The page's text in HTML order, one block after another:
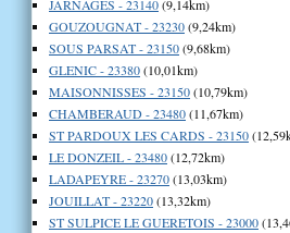
JARNAGES - 23140(9,14km)
GOUZOUGNAT - 23230(9,24km)
SOUS PARSAT - 23150(9,68km)
GLENIC - 23380(10,01km)
MAISONNISSES - 23150(10,79km)
CHAMBERAUD - 23480(11,67km)
ST PARDOUX LES CARDS - 23150
LE DONZEIL - 23480(12,72km)
LADAPEYRE - 23270(13,03km)
JOUILLAT - 23220(13,32km)
ST SULPICE LE GUERETOIS - 23000